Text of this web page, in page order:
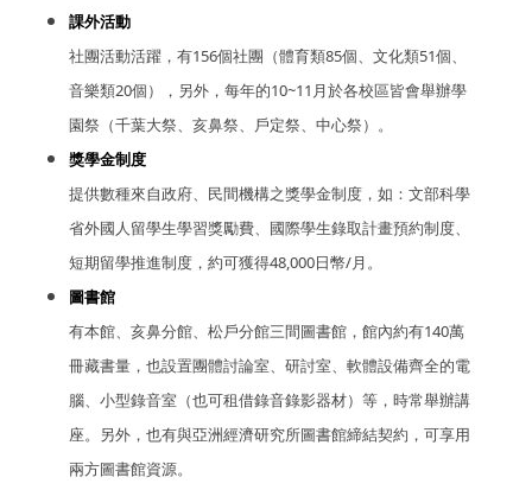
課外活動
社團活動活躍，有156個社團（體育類85個、文化類51個、
音樂類20個），另外，每年的10~11月於各校區皆會舉辦學
園祭（千葉大祭、亥鼻祭、戶定祭、中心祭）。
獎學金制度
提供數種來自政府、民間機構之獎學金制度，如：文部科學
省外國人留學生學習獎勵費、國際學生錄取計畫預約制度、
短期留學推進制度，約可獲得48,000日幣/月。
圖書館
有本館、亥鼻分館、松戶分館三間圖書館，館內約有140萬
冊藏書量，也設置團體討論室、研討室、軟體設備齊全的電
腦、小型錄音室（也可租借錄音錄影器材）等，時常舉辦講
座。另外，也有與亞洲經濟研究所圖書館締結契約，可享用
兩方圖書館資源。